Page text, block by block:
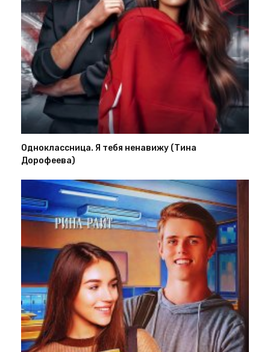
Одноклассница. Я тебя ненавижу (Тина
Дорофеева)